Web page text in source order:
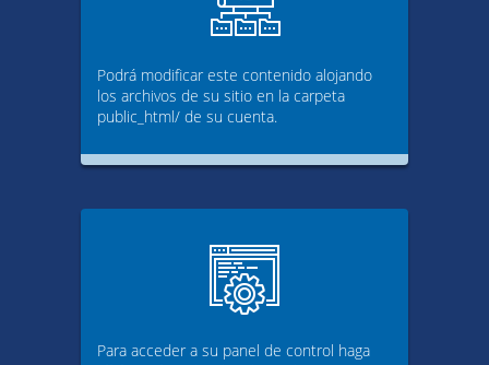
Podrá modificar este contenido alojando
los archivos de su sitio en la carpeta
public_html/ de su cuenta.
Para acceder a su panel de control haga